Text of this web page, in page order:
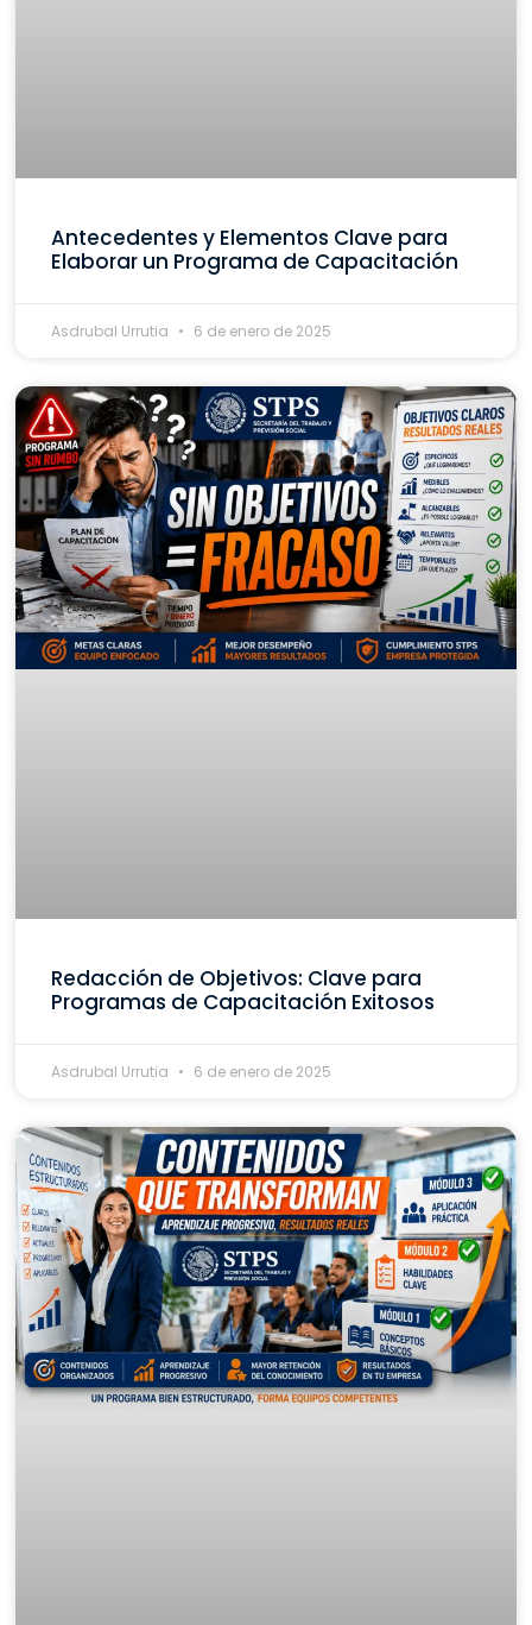
Antecedentes y Elementos Clave para
Elaborar un Programa de Capacitación
Asdrubal Urrutia 6 de enero de 2025
Redacción de Objetivos: Clave para
Programas de Capacitación Exitosos
Asdrubal Urrutia 6 de enero de 2025